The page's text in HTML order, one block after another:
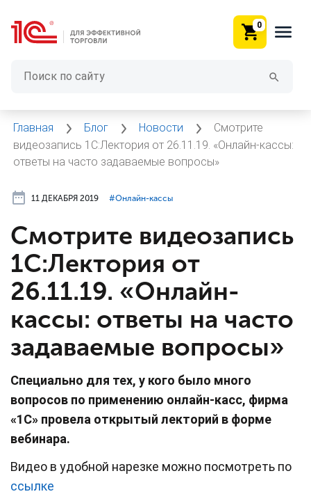
0
Главная Блог Новости
Смотрите
видеозапись 1С:Лектория от 26.11.19. «Онлайн-кассы:
ответы на часто задаваемые вопросы»
11 ДЕКАБРЯ 2019 #⁣Онлайн-кассы
Смотрите видеозапись
1С:Лектория от
26.11.19. «Онлайн-
кассы: ответы на часто
задаваемые вопросы»
Специально для тех, у кого было много
вопросов по применению онлайн-касс, фирма
«1С» провела открытый лекторий в форме
вебинара.
Видео в удобной нарезке можно посмотреть по
ссылке